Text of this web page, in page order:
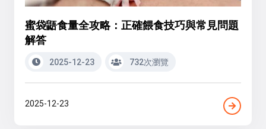
蜜袋鼯食量全攻略：正確餵食技巧與常見問題
解答
2025-12-23 732次瀏覽
2025-12-23